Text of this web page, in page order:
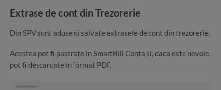
Extrase de cont din Trezorerie
Din SPV sunt aduse si salvate extrasele de cont din trezorerie.
Acestea pot fi pastrate in SmartBill Conta si, daca este nevoie,
pot fi descarcate in format PDF.